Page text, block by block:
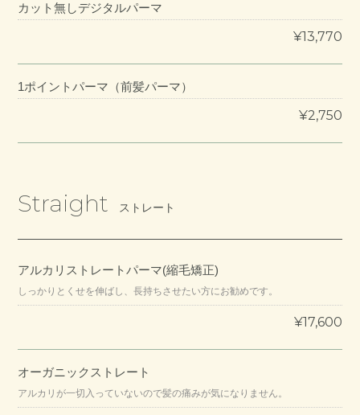
カット無しデジタルパーマ
¥13,770
1ポイントパーマ（前髪パーマ）
¥2,750
Straight ストレート
アルカリストレートパーマ(縮毛矯正)
しっかりとくせを伸ばし、長持ちさせたい方にお勧めです。
¥17,600
オーガニックストレート
アルカリが一切入っていないので髪の痛みが気になりません。